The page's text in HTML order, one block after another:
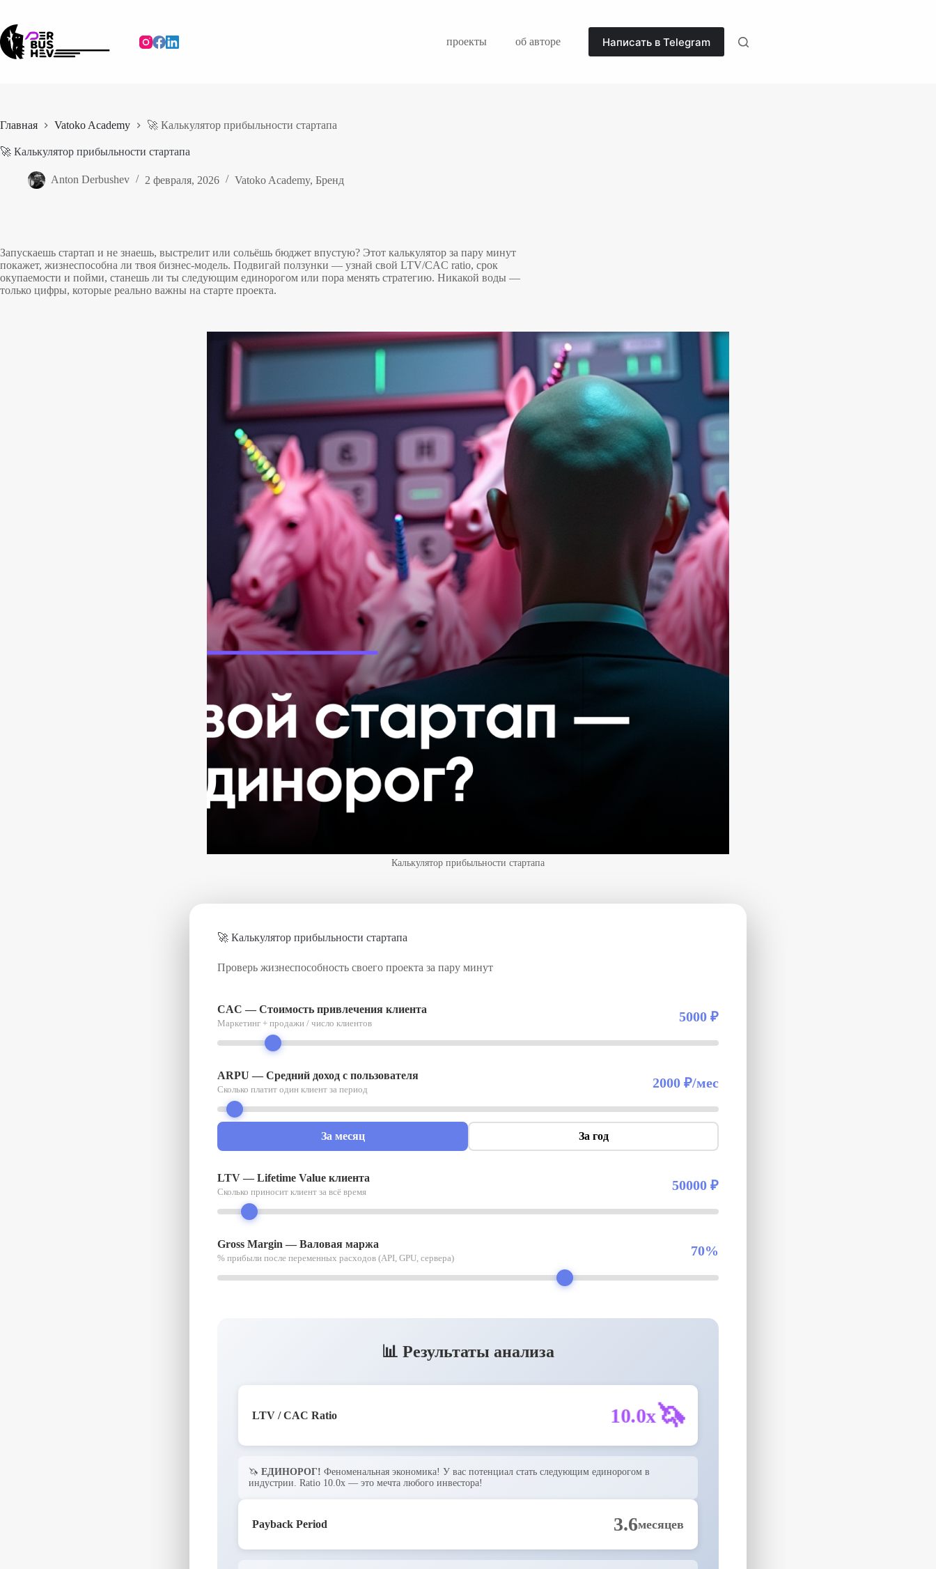
сути
проекты
об авторе Написать в Telegram
Главная Vatoko Academy 🚀 Калькулятор прибыльности стартапа
🚀 Калькулятор прибыльности стартапа
Anton Derbushev 2 февраля, 2026 Vatoko Academy, Бренд
Запускаешь стартап и не знаешь, выстрелит или сольёшь бюджет впустую? Этот калькулятор за пару минут
покажет, жизнеспособна ли твоя бизнес-модель. Подвигай ползунки — узнай свой LTV/CAC ratio, срок
окупаемости и пойми, станешь ли ты следующим единорогом или пора менять стратегию. Никакой воды —
только цифры, которые реально важны на старте проекта.
Калькулятор прибыльности стартапа
🚀 Калькулятор прибыльности стартапа
Проверь жизнеспособность своего проекта за пару минут
CAC — Стоимость привлечения клиента
Маркетинг + продажи / число клиентов 5000 ₽
ARPU — Средний доход с пользователя
Сколько платит один клиент за период 2000 ₽/мес
За месяц За год
LTV — Lifetime Value клиента
Сколько приносит клиент за всё время 50000 ₽
Gross Margin — Валовая маржа
% прибыли после переменных расходов (API, GPU, сервера) 70%
📊 Результаты анализа
LTV / CAC Ratio 10.0x🦄
🦄 ЕДИНОРОГ! Феноменальная экономика! У вас потенциал стать следующим единорогом в
индустрии. Ratio 10.0x — это мечта любого инвестора!
Payback Period 3.6месяцев